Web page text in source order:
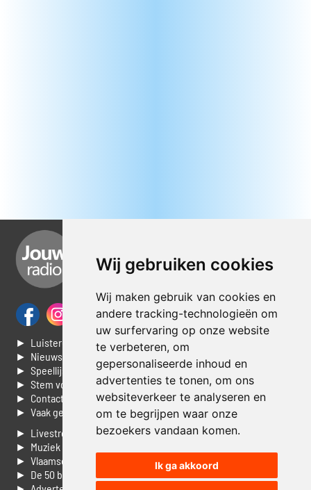
Wij gebruiken cookies
Wij maken gebruik van cookies en
andere tracking-technologieën om
uw surfervaring op onze website
te verbeteren, om
gepersonaliseerde inhoud en
advertenties te tonen, om ons
websiteverkeer te analyseren en
om te begrijpen waar onze
bezoekers vandaan komen.
Ik ga akkoord
► Luisteren naar Jouwradio
► Nieuws
► Speellijst
► Stem voor de Dag top 3
► Contacteer ons
► Vaak gestelde vragen
► Livestream informatie
► Muziek opzoeken
► Vlaamse 100 Aller tijden
► De 50 beste van...